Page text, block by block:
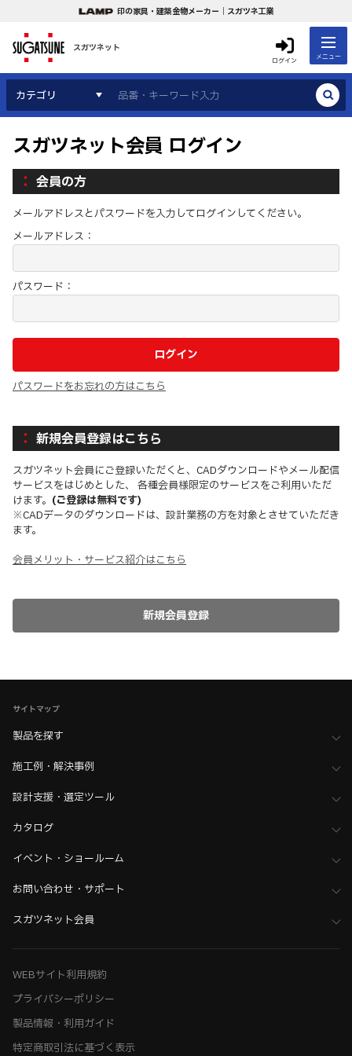
印の家具・建築金物メーカー｜スガツネ工業
スガツネット
ログイン メニュー
カテゴリ
スガツネット会員 ログイン
会員の方
メールアドレスとパスワードを入力してログインしてください。
メールアドレス：
パスワード：
パスワードをお忘れの方はこちら
新規会員登録はこちら
スガツネット会員にご登録いただくと、CADダウンロードやメール配信
サービスをはじめとした、 各種会員様限定のサービスをご利用いただ
けます。 (ご登録は無料です)
※CADデータのダウンロードは、設計業務の方を対象とさせていただき
ます。
会員メリット・サービス紹介はこちら
サイトマップ
製品を探す
施工例・解決事例
設計支援・選定ツール
カタログ
イベント・ショールーム
お問い合わせ・サポート
スガツネット会員
WEBサイト利用規約
プライバシーポリシー
製品情報・利用ガイド
特定商取引法に基づく表示